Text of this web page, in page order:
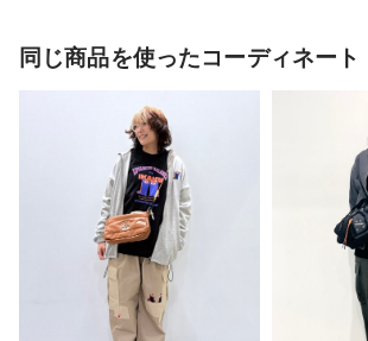
同じ商品を使ったコーディネート